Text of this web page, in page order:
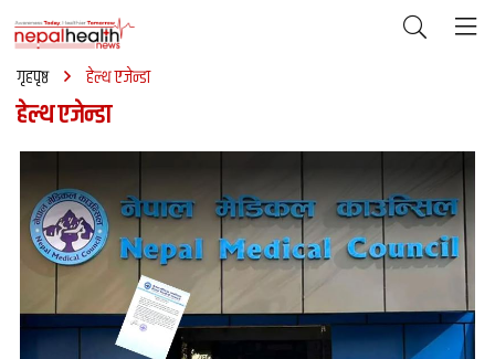
गृहपृष्ठ हेल्थ एजेन्डा
हेल्थ एजेन्डा